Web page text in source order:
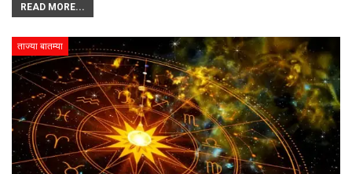
READ MORE...
ताज्या बातम्या